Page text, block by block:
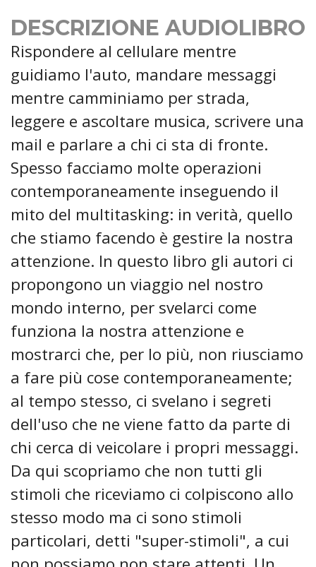
DESCRIZIONE AUDIOLIBRO
Rispondere al cellulare mentre
guidiamo l'auto, mandare messaggi
mentre camminiamo per strada,
leggere e ascoltare musica, scrivere una
mail e parlare a chi ci sta di fronte.
Spesso facciamo molte operazioni
contemporaneamente inseguendo il
mito del multitasking: in verità, quello
che stiamo facendo è gestire la nostra
attenzione. In questo libro gli autori ci
propongono un viaggio nel nostro
mondo interno, per svelarci come
funziona la nostra attenzione e
mostrarci che, per lo più, non riusciamo
a fare più cose contemporaneamente;
al tempo stesso, ci svelano i segreti
dell'uso che ne viene fatto da parte di
chi cerca di veicolare i propri messaggi.
Da qui scopriamo che non tutti gli
stimoli che riceviamo ci colpiscono allo
stesso modo ma ci sono stimoli
particolari, detti "super-stimoli", a cui